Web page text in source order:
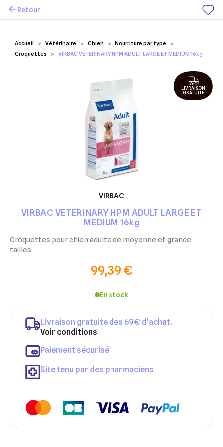
Mes favoris
Accueil Vétérinaire Chien
Nourriture par type
Croquettes
VIRBAC VETERINARY HPM ADULT LARGE ET MEDIUM 16kg
Retour
VIRBAC
VIRBAC VETERINARY HPM ADULT LARGE ET
MEDIUM 16kg
Croquettes pour chien adulte de moyenne et grande
tailles
99,39 €
En stock
Livraison gratuite des 69€ d'achat.
Voir conditions
Paiement sécurisé
Site tenu par des pharmaciens
LIVRAISON
GRATUITE